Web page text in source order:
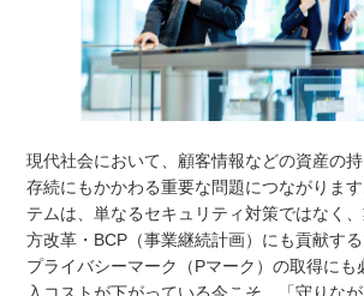
現代社会において、顧客情報などの資産の
存続にもかかわる重要な問題につながりま
テムは、単なるセキュリティ対策ではなく
方改革・BCP（事業継続計画）にも貢献する
プライバシーマーク（Pマーク）の取得にも